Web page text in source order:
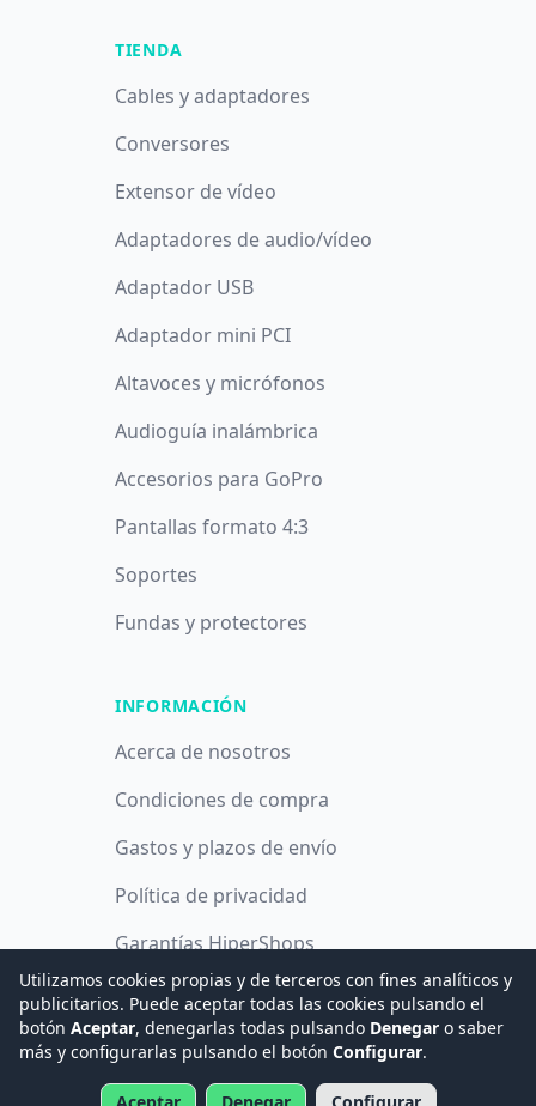
TIENDA
Cables y adaptadores
Conversores
Extensor de vídeo
Adaptadores de audio/vídeo
Adaptador USB
Adaptador mini PCI
Altavoces y micrófonos
Audioguía inalámbrica
Accesorios para GoPro
Pantallas formato 4:3
Soportes
Fundas y protectores
INFORMACIÓN
Acerca de nosotros
Condiciones de compra
Gastos y plazos de envío
Política de privacidad
Garantías HiperShops
Política de cookies
© 2008 -2026Hogar Digital e Inmótica Ingenieros, S.L.
Utilizamos cookies propias y de terceros con fines analíticos y
publicitarios. Puede aceptar todas las cookies pulsando el
botón Aceptar, denegarlas todas pulsando Denegar o saber
más y configurarlas pulsando el botón Configurar.